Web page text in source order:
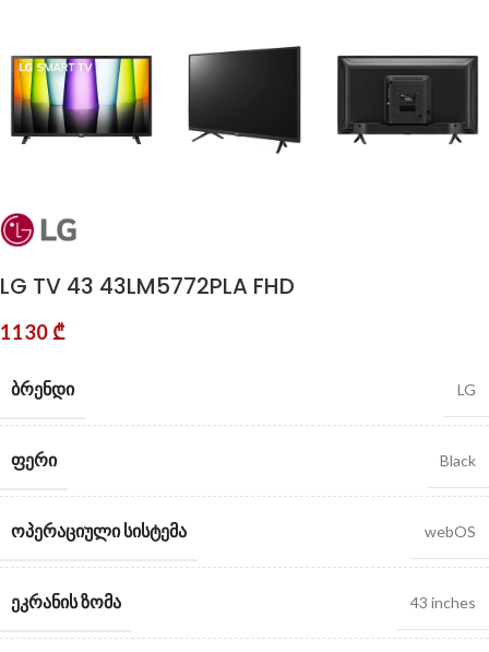
LG TV 43 43LM5772PLA FHD
1130 ₾
ᲑᲠᲔᲜᲓᲘ LG
ᲤᲔᲠᲘ Black
ᲝᲞᲔᲠᲐᲪᲘᲣᲚᲘ ᲡᲘᲡᲢᲔᲛᲐ webOS
ᲔᲙᲠᲐᲜᲘᲡ ᲖᲝᲛᲐ 43 inches